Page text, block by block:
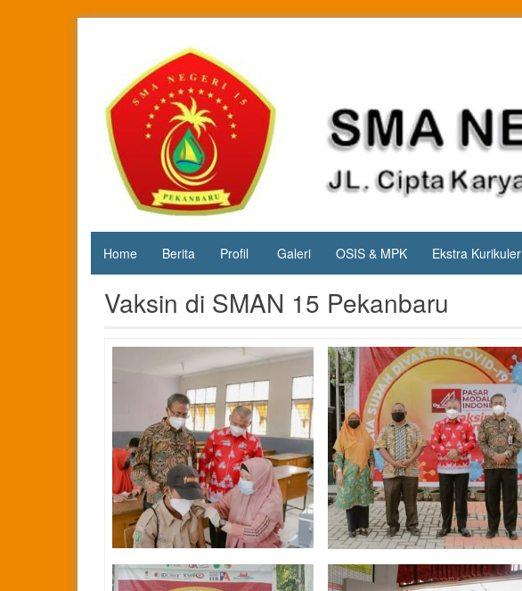
SMA
Negeri 15
Pekanbaru
Jl. Cipta
Karya
KM.3, Kec.
Tuah
Madani,
Kota
Pekanbaru
Home Berita Profil Galeri OSIS & MPK Ekstra Kurikuler
Vaksin di SMAN 15 Pekanbaru